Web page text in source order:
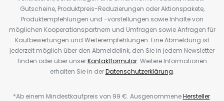
Gutscheine, Produktpreis-Reduzierungen oder Aktionspakete,
Produktempfehlungen und -vorstellungen sowie Inhalte von
möglichen Kooperationspartnern und Umfragen sowie Anfragen für
Kaufbewertungen und Weiterempfehlungen. Eine Abmeldung ist
jederzeit möglich über den Abmeldelink, den Sie in jedem Newsletter
finden oder über unserKontaktformular. Weitere Informationen
erhalten Sie in derDatenschutzerklärung.
*Ab einem Mindestkaufpreis von 99 €. AusgenommeneHersteller.